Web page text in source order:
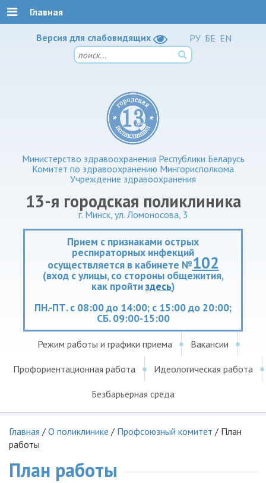
Версия для слабовидящих РУ БЕ EN
Министерство здравоохранения Республики Беларусь
Комитет по здравоохранению Мингорисполкома
Учреждение здравоохранения
13-я городская поликлиника
г. Минск, ул. Ломоносова, 3
Прием с признаками острых
респираторных инфекций
осуществляется в кабинете №102
(вход с улицы, со стороны общежития,
как пройтиздесь)
ПН.-ПТ. с 08:00 до 14:00; с 15:00 до 20:00;
СБ. 09:00-15:00
Главная
Режим работы и графики приема Вакансии
Профориентационная работа Идеологическая работа
Безбарьерная среда
Главная / О поликлинике / Профсоюзный комитет / План
работы
План работы